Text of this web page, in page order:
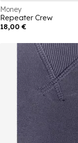
Money
Repeater Crew
18,00 €